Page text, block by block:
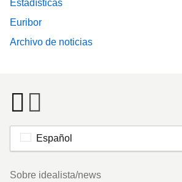
Estadísticas
Euribor
Archivo de noticias
Español
Footer
Sobre idealista/news